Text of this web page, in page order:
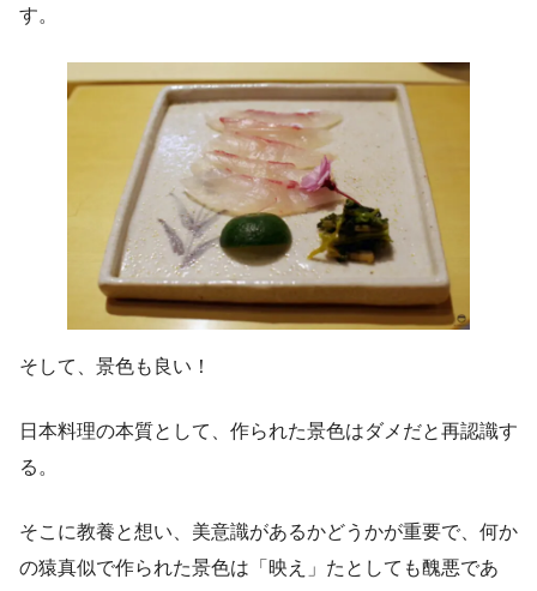
す。
そして、景色も良い！
日本料理の本質として、作られた景色はダメだと再認識す
る。
そこに教養と想い、美意識があるかどうかが重要で、何か
の猿真似で作られた景色は「映え」たとしても醜悪であ